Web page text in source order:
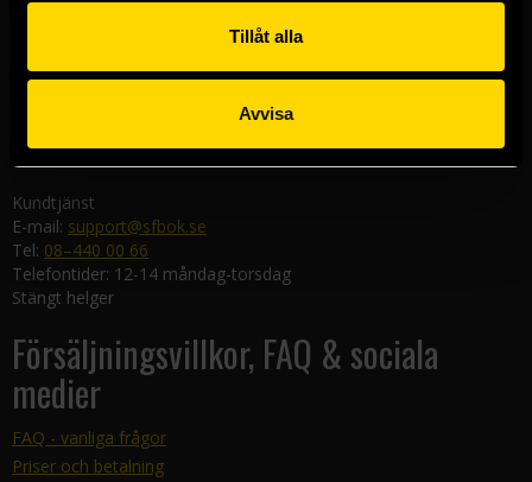
Tillåt alla
Avvisa
Malmöbutiken
582 19 Linköping
Kundtjänst
E-mail: support@sfbok.se
Tel: 08–440 00 66
Telefontider: 12-14 måndag-torsdag
Stängt helger
Försäljningsvillkor, FAQ & sociala
medier
FAQ - vanliga frågor
Priser och betalning